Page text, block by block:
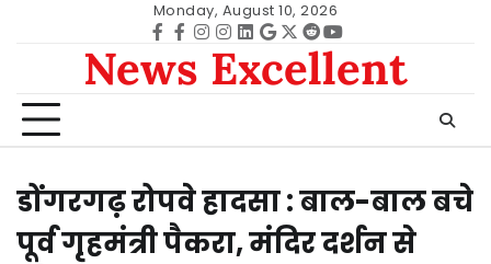
Monday, August 10, 2026
Facebook
facebook
Instagram
instagram
Linkedin
google
Twitter
redditYoutube
News Excellent
डोंगरगढ़ रोपवे हादसा : बाल-बाल बचे
पूर्व गृहमंत्री पैकरा, मंदिर दर्शन से